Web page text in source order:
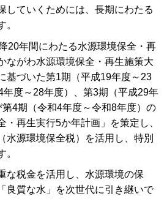
していくためには、長期にわたる
。
20年間にわたる水源環境保全・再
ながわ水源環境保全・再生施策大
基づいた第1期（平成19年度～23
度～28年度）、第3期（平成29年
4期（令和4年度～令和8年度）の
・再生実行5か年計画」を策定し、
水源環境保全税）を活用し、特別
。
な税金を活用し、水源環境の保
良質な水」を次世代に引き継いで